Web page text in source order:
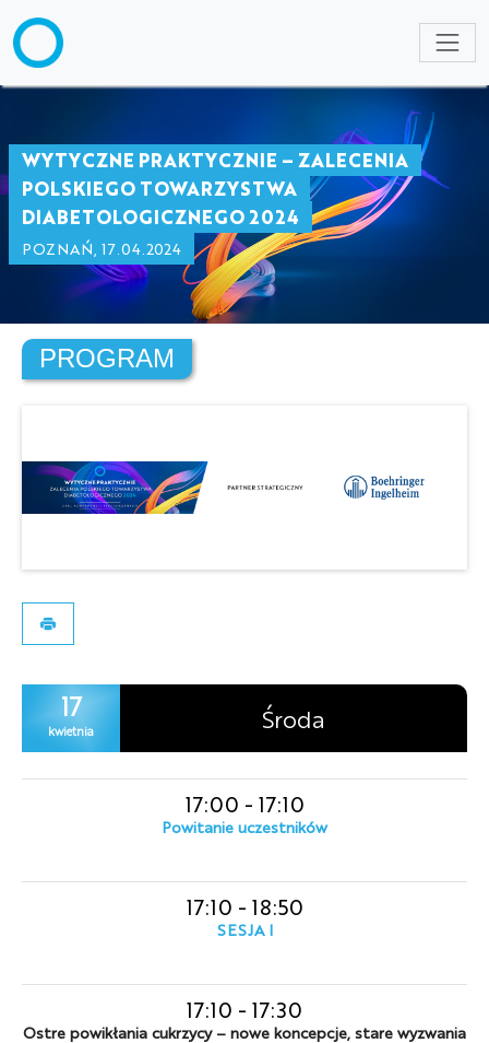
WYTYCZNE PRAKTYCZNIE – ZALECENIA
POLSKIEGO TOWARZYSTWA
DIABETOLOGICZNEGO 2024
POZNAŃ, 17.04.2024
PROGRAM
17
kwietnia Środa
17:00 - 17:10
Powitanie uczestników
17:10 - 18:50
SESJA I
17:10 - 17:30
Ostre powikłania cukrzycy – nowe koncepcje, stare wyzwania